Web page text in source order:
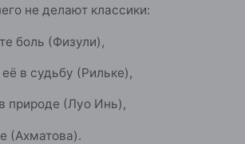
не делают классики:
боль (Физули),
в судьбу (Рильке),
природе (Луо Инь),
(Ахматова).